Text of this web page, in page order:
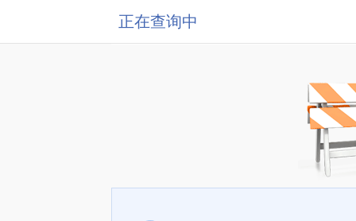
正在查询中